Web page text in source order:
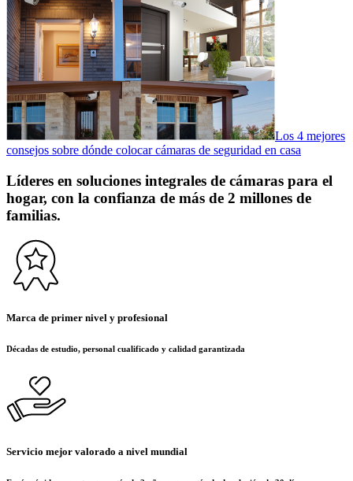
Los 4 mejores
consejos sobre dónde colocar cámaras de seguridad en casa
Líderes en soluciones integrales de cámaras para el
hogar, con la confianza de más de 2 millones de
familias.
Marca de primer nivel y profesional
Décadas de estudio, personal cualificado y calidad garantizada
Servicio mejor valorado a nivel mundial